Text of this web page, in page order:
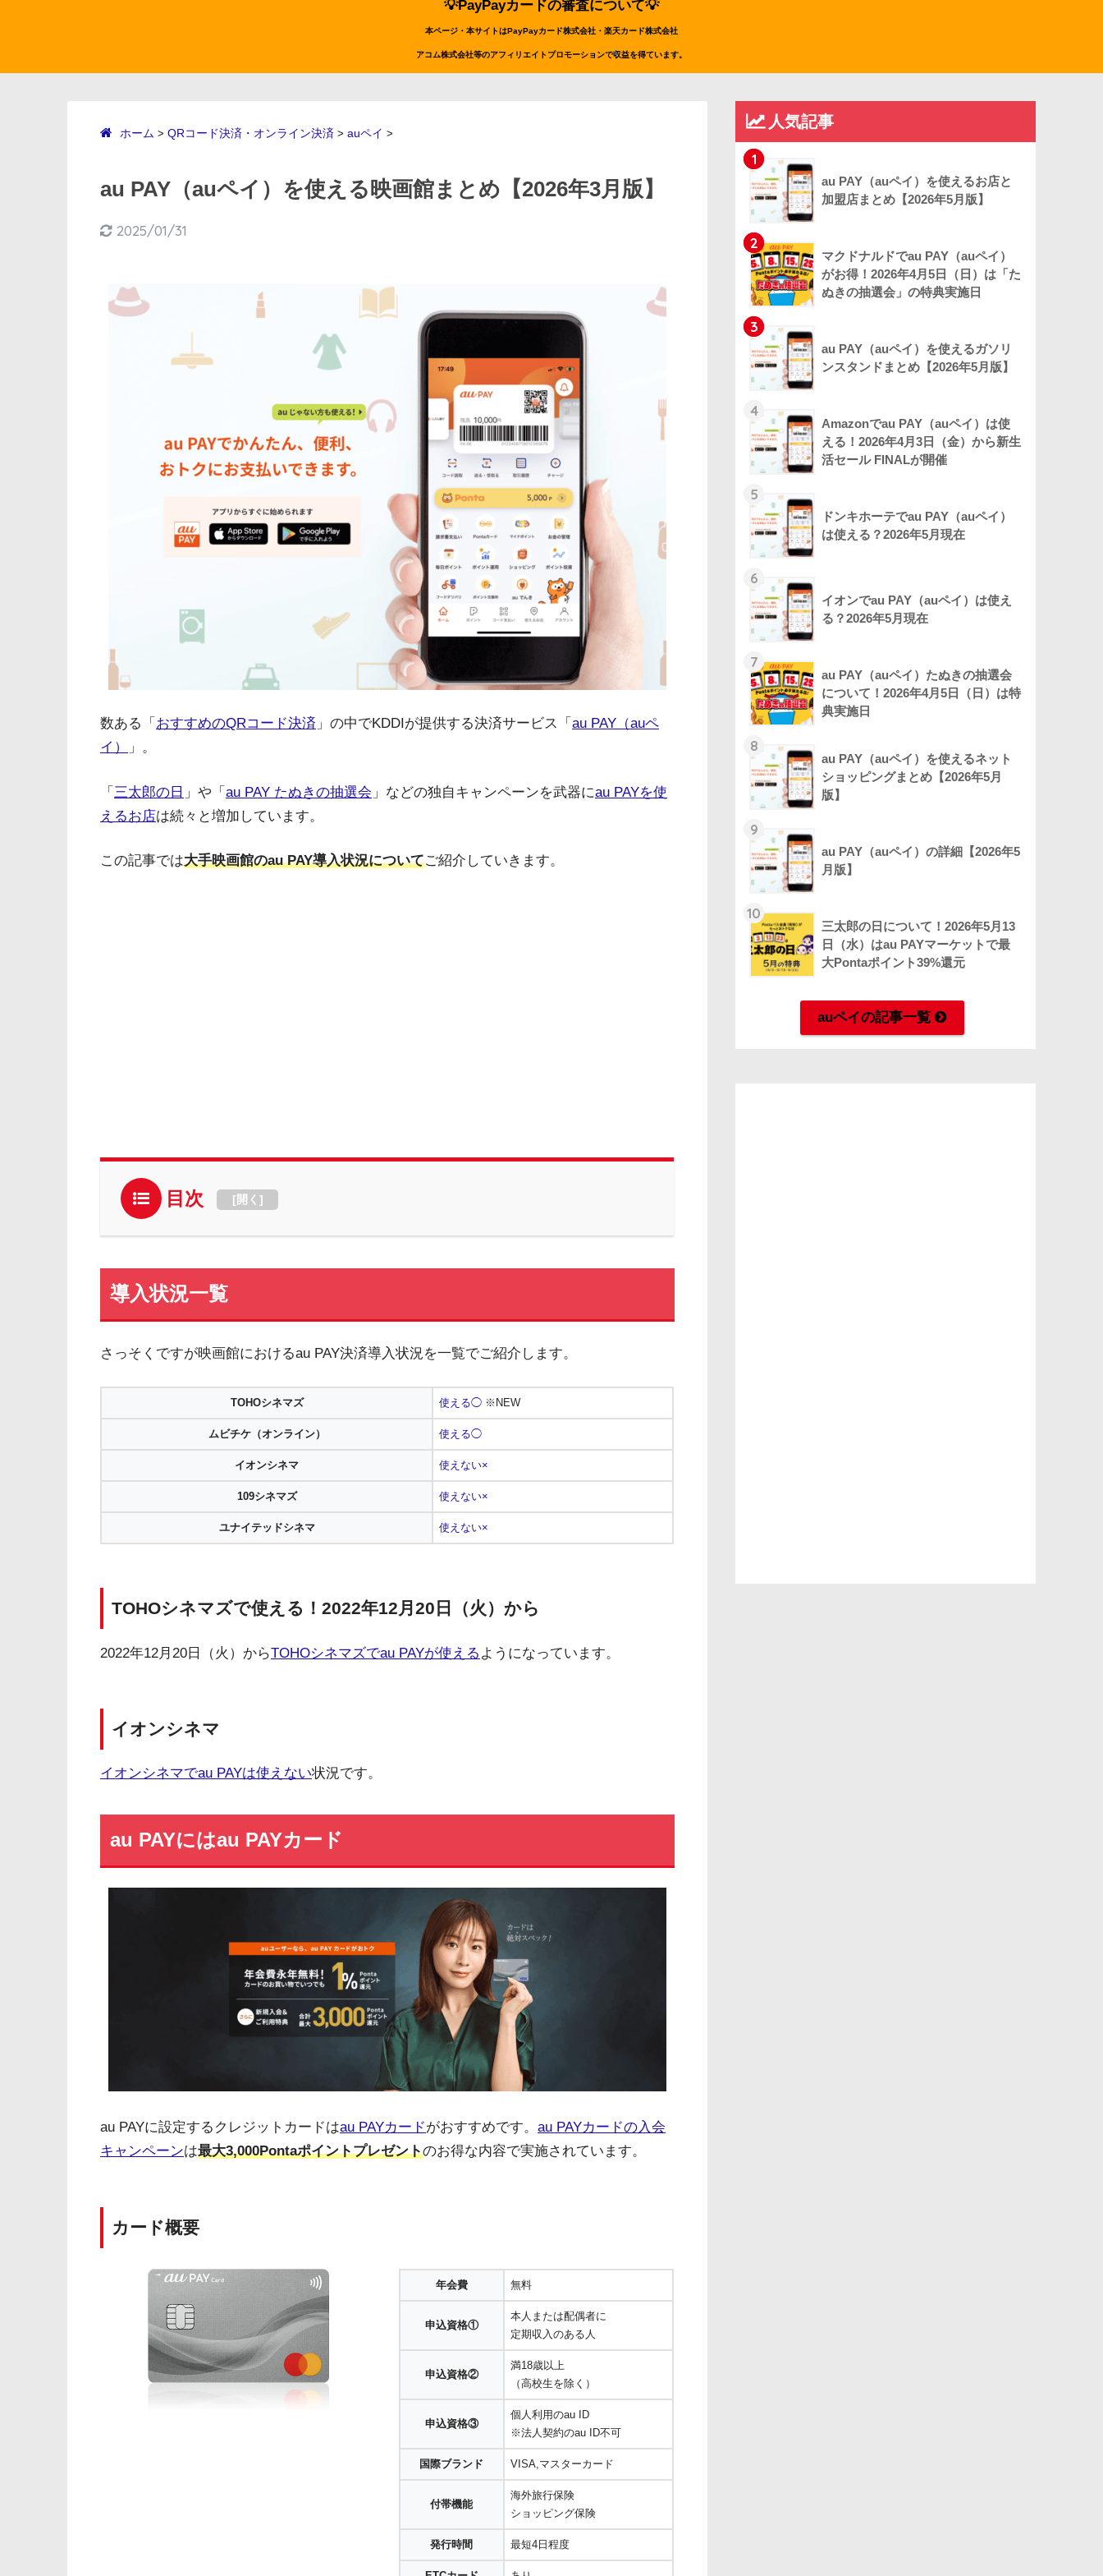
💡PayPayカードの審査について💡
本ページ・本サイトはPayPayカード株式会社・楽天カード株式会社
アコム株式会社等のアフィリエイトプロモーションで収益を得ています。
ホーム > QRコード決済・オンライン決済 > auペイ >
au PAY（auペイ）を使える映画館まとめ【2026年3月版】
2025/01/31
数ある「 おすすめのQRコード決済 」の中でKDDIが提供する決済サービス「 au PAY（auペ
イ）
」。
「 三太郎の日 」や「 au PAY たぬきの抽選会 」などの独自キャンペーンを武器にau PAYを使
えるお店は続々と増加しています。
この記事では大手映画館のau PAY導入状況についてご紹介していきます。
目次 [開く ]
導入状況一覧
さっそくですが映画館におけるau PAY決済導入状況を一覧でご紹介します。
TOHOシネマズ 使える◯ ※NEW
ムビチケ（オンライン） 使える◯
イオンシネマ 使えない×
109シネマズ 使えない×
ユナイテッドシネマ 使えない×
TOHOシネマズで使える！2022年12月20日（火）から
2022年12月20日（火）からTOHOシネマズでau PAYが使える ようになっています。
イオンシネマ
イオンシネマでau PAYは使えない状況です。
au PAYにはau PAYカード
au PAYに設定するクレジットカードはau PAYカードがおすすめです。 au PAYカードの入会
キャンペーンは最大3,000Pontaポイントプレゼントのお得な内容で実施されています。
カード概要
年会費 無料
申込資格①
本人または配偶者に
定期収入のある人
申込資格②
満18歳以上
（高校生を除く）
申込資格③
個人利用のau ID
※法人契約のau ID不可
国際ブランド VISA,マスターカード
付帯機能
海外旅行保険
ショッピング保険
発行時間 最短4日程度
人気記事
1
au PAY（auペイ）を使えるお店と
加盟店まとめ【2026年5月版】
2
マクドナルドでau PAY（auペイ）
がお得！2026年4月5日（日）は「た
ぬきの抽選会」の特典実施日
3
au PAY（auペイ）を使えるガソリ
ンスタンドまとめ【2026年5月版】
4
Amazonでau PAY（auペイ）は使
える！2026年4月3日（金）から新生
活セール FINALが開催
5
ドンキホーテでau PAY（auペイ）
は使える？2026年5月現在
6
イオンでau PAY（auペイ）は使え
る？2026年5月現在
7
au PAY（auペイ）たぬきの抽選会
について！2026年4月5日（日）は特
典実施日
8
au PAY（auペイ）を使えるネット
ショッピングまとめ【2026年5月
版】
9
au PAY（auペイ）の詳細【2026年5
月版】
10
三太郎の日について！2026年5月13
日（水）はau PAYマーケットで最
大Pontaポイント39%還元
auペイの記事一覧